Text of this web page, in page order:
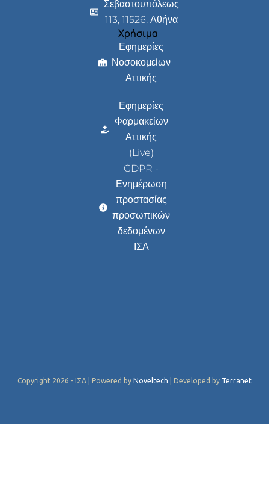
Σεβαστουπόλεως
113, 11526, Αθήνα
Χρήσιμα
Εφημερίες
Νοσοκομείων
Αττικής
Εφημερίες
Φαρμακείων
Αττικής
(Live)
GDPR -
Ενημέρωση
προστασίας
προσωπικών
δεδομένων
ΙΣΑ
Copyright 2026 - ΙΣΑ | Powered by Noveltech | Developed by Terranet